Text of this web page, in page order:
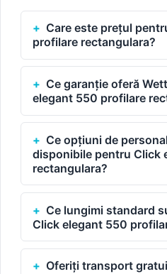
Care este prețul
profilare rectangulara?
Ce garanție oferă
elegant 550 profilare
Ce opțiuni de
disponibile pentru Click
rectangulara?
Ce lungimi standard
Click elegant 550
Oferiți transport